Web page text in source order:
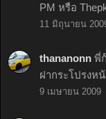
PM หรือ
11 มิถุนายน
thananonn พี่
ฝากระโปรงห
9 เมษายน 2009